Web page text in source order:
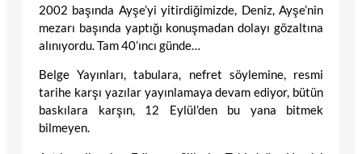
2002 başında Ayşe’yi yitirdiğimizde, Deniz, Ayşe’nin
mezarı başında yaptığı konuşmadan dolayı gözaltına
alınıyordu. Tam 40’ıncı günde…
Belge Yayınları, tabulara, nefret söylemine, resmi
tarihe karşı yazılar yayınlamaya devam ediyor, bütün
baskılara karşın, 12 Eylül’den bu yana bitmek
bilmeyen.